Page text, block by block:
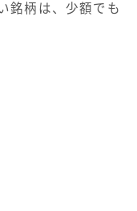
銘柄は、少額でも